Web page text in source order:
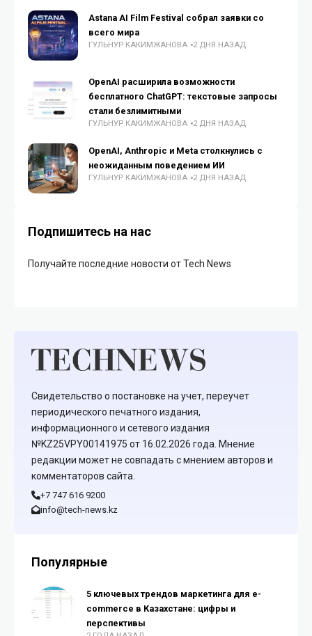
Astana AI Film Festival собрал заявки со
всего мира
ГУЛЬНУР КАКИМЖАНОВА 2 ДНЯ НАЗАД
OpenAI расширила возможности
бесплатного ChatGPT: текстовые запросы
стали безлимитными
ГУЛЬНУР КАКИМЖАНОВА 2 ДНЯ НАЗАД
OpenAI, Anthropic и Meta столкнулись с
неожиданным поведением ИИ
ГУЛЬНУР КАКИМЖАНОВА 2 ДНЯ НАЗАД
Подпишитесь на нас
Получайте последние новости от Tech News
Свидетельство о постановке на учет, переучет
периодического печатного издания,
информационного и сетевого издания
№KZ25VPY00141975 от 16.02.2026 года. Мнение
редакции может не совпадать с мнением авторов и
комментаторов сайта.
+7 747 616 9200
info@tech-news.kz
Популярные
5 ключевых трендов маркетинга для e-
commerce в Казахстане: цифры и
перспективы